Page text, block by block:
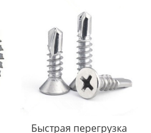
Быстрая перегрузка